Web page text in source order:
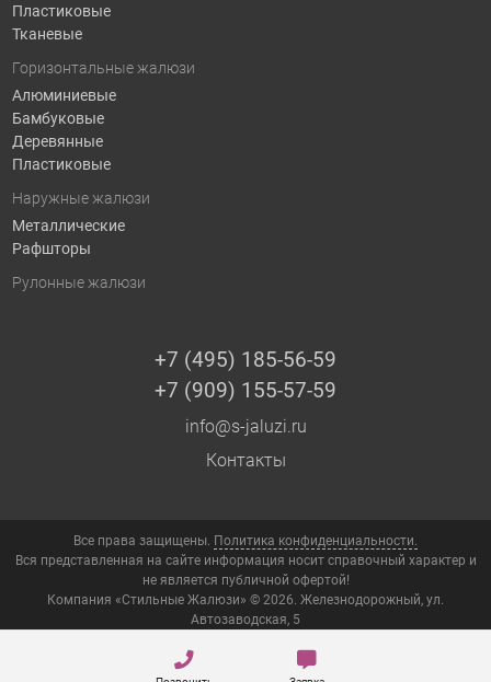
Пластиковые
Тканевые
Горизонтальные жалюзи
Алюминиевые
Бамбуковые
Деревянные
Пластиковые
Наружные жалюзи
Металлические
Рафшторы
Рулонные жалюзи
+7 (495) 185-56-59
+7 (909) 155-57-59
info@s-jaluzi.ru
Контакты
Все права защищены. Политика конфиденциальности.
Вся представленная на сайте информация носит справочный характер и
не является публичной офертой!
Компания «Стильные Жалюзи» © 2026. Железнодорожный, ул.
Автозаводская, 5